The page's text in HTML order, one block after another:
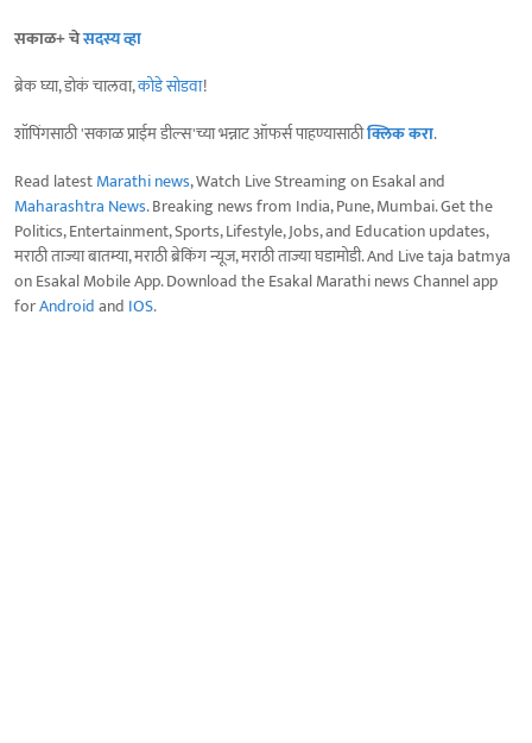
सकाळ+ चेसदस्य व्हा
ब्रेक घ्या, डोकं चालवा,कोडे सोडवा!
शॉपिंगसाठी 'सकाळ प्राईम डील्स'च्या भन्नाट ऑफर्स पाहण्यासाठीक्लिक करा.
Read latestMarathi news, Watch Live Streaming on Esakal and
Maharashtra News. Breaking news from India, Pune, Mumbai. Get the
Politics, Entertainment, Sports, Lifestyle, Jobs, and Education updates,
मराठी ताज्या बातम्या, मराठी ब्रेकिंग न्यूज, मराठी ताज्या घडामोडी. And Live taja batmya
on Esakal Mobile App. Download the Esakal Marathi news Channel app
forAndroidand IOS.